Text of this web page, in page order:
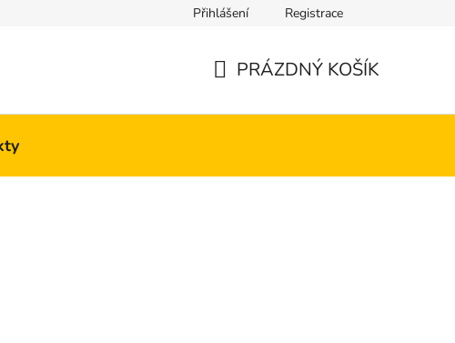
Přihlášení Registrace
PRÁZDNÝ KOŠÍK